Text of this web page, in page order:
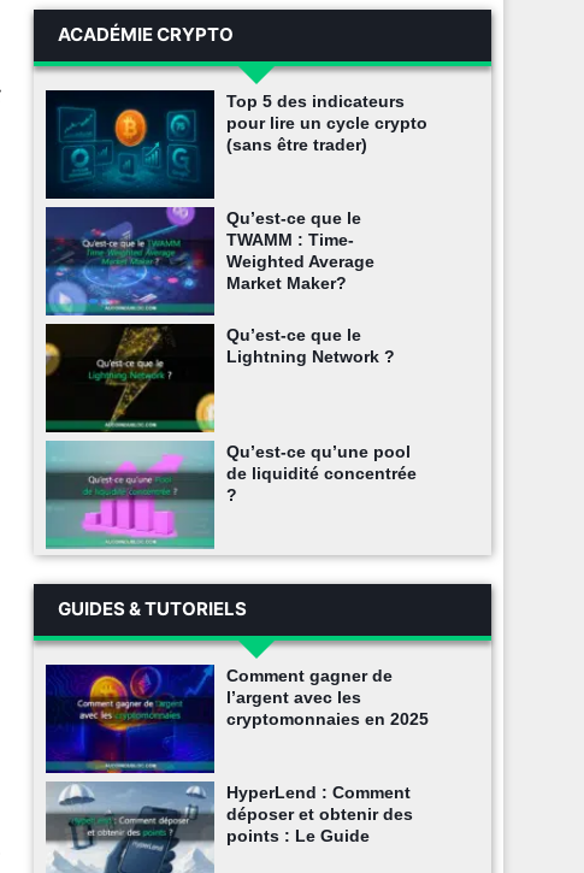
ACADÉMIE CRYPTO
Top 5 des indicateurs
pour lire un cycle crypto
(sans être trader)
Qu’est-ce que le
TWAMM : Time-
Weighted Average
Market Maker?
Qu’est-ce que le
Lightning Network ?
Qu’est-ce qu’une pool
de liquidité concentrée
?
GUIDES & TUTORIELS
Comment gagner de
l’argent avec les
cryptomonnaies en 2025
HyperLend : Comment
déposer et obtenir des
points : Le Guide